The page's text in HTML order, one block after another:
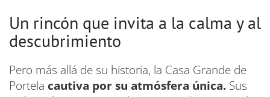
Un rincón que invita a la calma y al
descubrimiento
Pero más allá de su historia, la Casa Grande de
Portela cautiva por su atmósfera única. Sus